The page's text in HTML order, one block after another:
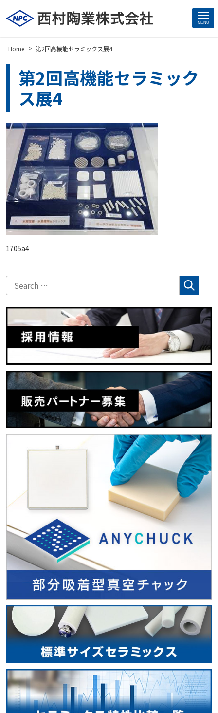
MENU
Home > 第2回高機能セラミックス展4
第2回高機能セラミック
ス展4
1705a4
Site
Footer